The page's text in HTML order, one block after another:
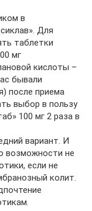
в
Для
таблетки
мг
кислоты –
бывали
после приема
выбор в пользу
100 мг 2 раза в
вариант. И
возможности не
если не
колит.